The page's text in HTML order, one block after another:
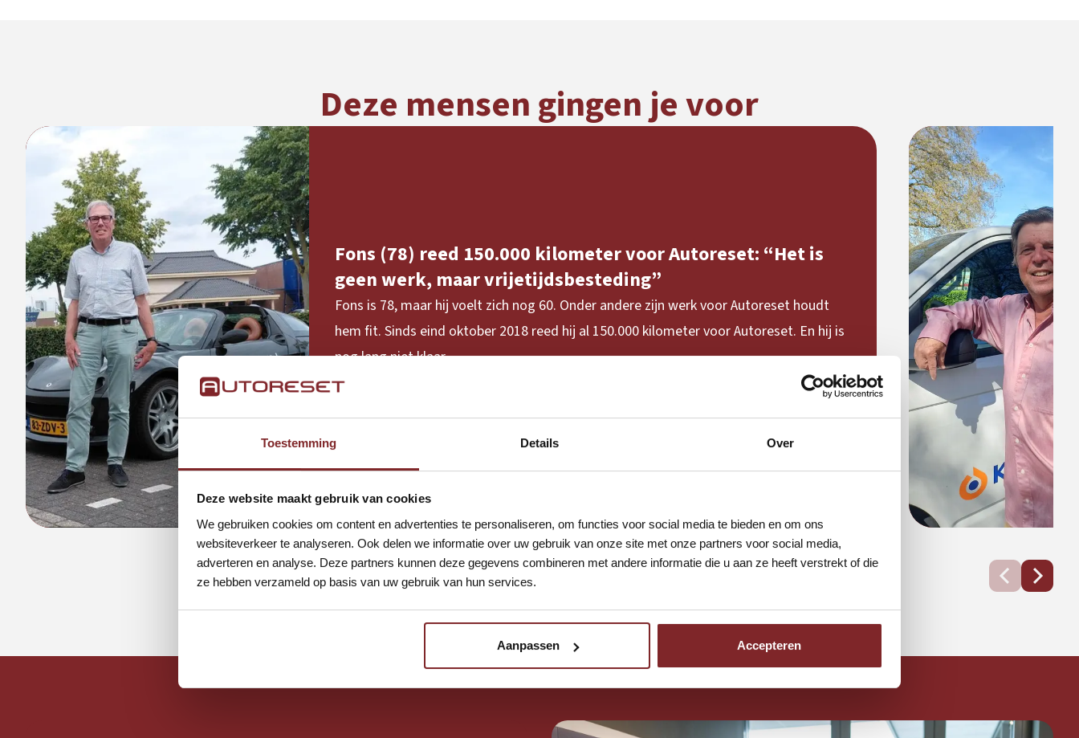
Toestemming Details Over
Deze website maakt gebruik van cookies
We gebruiken cookies om content en advertenties te personaliseren, om functies voor social media te bieden en om ons
websiteverkeer te analyseren. Ook delen we informatie over uw gebruik van onze site met onze partners voor social media,
adverteren en analyse. Deze partners kunnen deze gegevens combineren met andere informatie die u aan ze heeft verstrekt of die
ze hebben verzameld op basis van uw gebruik van hun services.
Aanpassen Accepteren
Deze mensen gingen je voor
Fons (78) reed 150.000 kilometer voor Autoreset: “Het is
geen werk, maar vrijetijdsbesteding”
Fons is 78, maar hij voelt zich nog 60. Onder andere zijn werk voor Autoreset houdt
hem fit. Sinds eind oktober 2018 reed hij al 150.000 kilometer voor Autoreset. En hij is
nog lang niet klaar.